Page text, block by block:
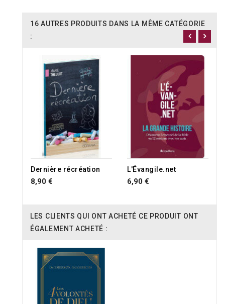
16 AUTRES PRODUITS DANS LA MÊME CATÉGORIE
:
Dernière récréation
8,90 €
RUPTURE DE STOCK
L'Évangile.net
6,90 €
LES CLIENTS QUI ONT ACHETÉ CE PRODUIT ONT
ÉGALEMENT ACHETÉ :